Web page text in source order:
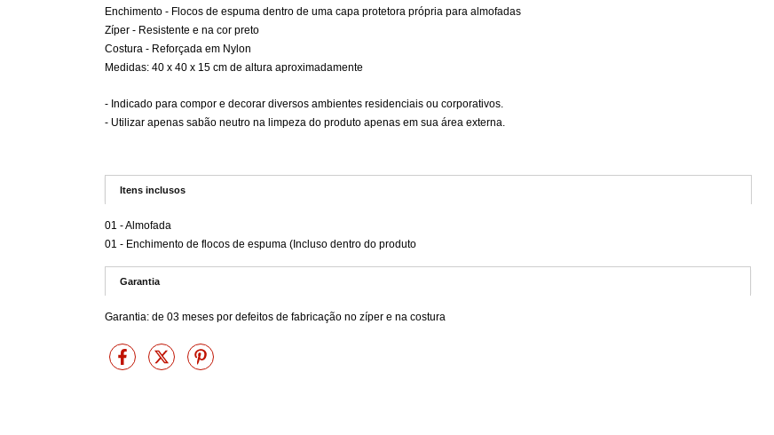
Enchimento - Flocos de espuma dentro de uma capa protetora própria para almofadas
Zíper - Resistente e na cor preto
Costura - Reforçada em Nylon
Medidas: 40 x 40 x 15 cm de altura aproximadamente
- Indicado para compor e decorar diversos ambientes residenciais ou corporativos.
- Utilizar apenas sabão neutro na limpeza do produto apenas em sua área externa.
Itens inclusos
01 - Almofada
01 - Enchimento de flocos de espuma (Incluso dentro do produto
Garantia
Garantia: de 03 meses por defeitos de fabricação no zíper e na costura